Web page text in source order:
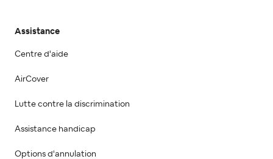
Assistance
Centre d'aide
AirCover
Lutte contre la discrimination
Assistance handicap
Options d'annulation